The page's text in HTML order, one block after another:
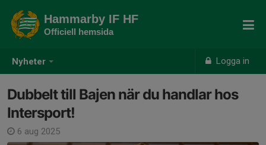
Nyheter Logga in
Hammarby IF HF
Officiell hemsida
Dubbelt till Bajen när du handlar hos
Intersport!
6 aug 2025